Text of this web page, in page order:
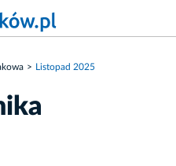
Listopad 2025